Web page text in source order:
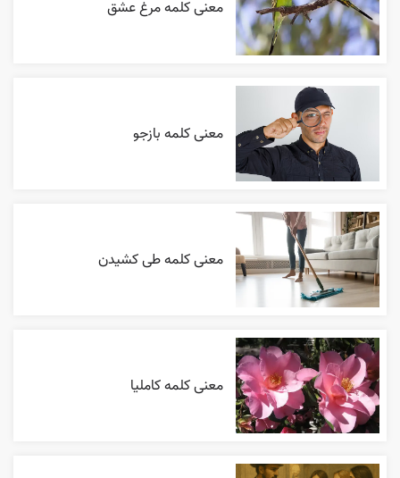
معنی کلمه مرغ عشق
معنی کلمه بازجو
معنی کلمه طی کشیدن
معنی کلمه کاملیا